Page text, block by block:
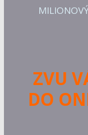
MILIONOVÝ
ZVU
DO